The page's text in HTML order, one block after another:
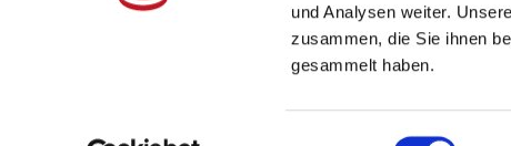
und Analysen weiter.
zusammen, die Sie ihnen
gesammelt haben.
Einwilligungsauswahl